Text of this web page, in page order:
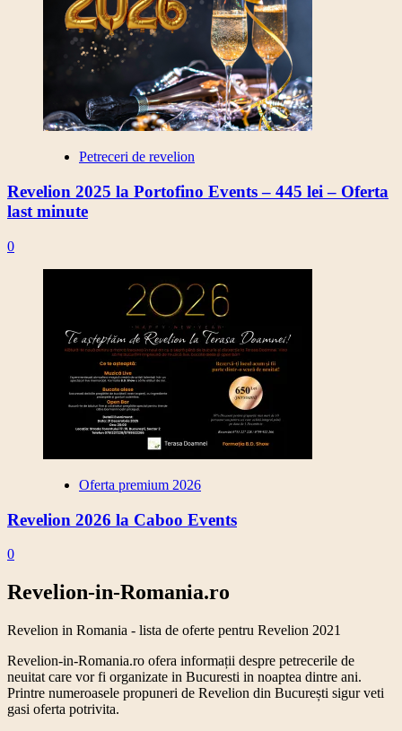
Petreceri de revelion
Revelion 2025 la Portofino Events – 445 lei – Oferta
last minute
0
Oferta premium 2026
Revelion 2026 la Caboo Events
0
Revelion-in-Romania.ro
Revelion in Romania - lista de oferte pentru Revelion 2021
Revelion-in-Romania.ro ofera informații despre petrecerile de
neuitat care vor fi organizate in Bucuresti in noaptea dintre ani.
Printre numeroasele propuneri de Revelion din București sigur veti
gasi oferta potrivita.